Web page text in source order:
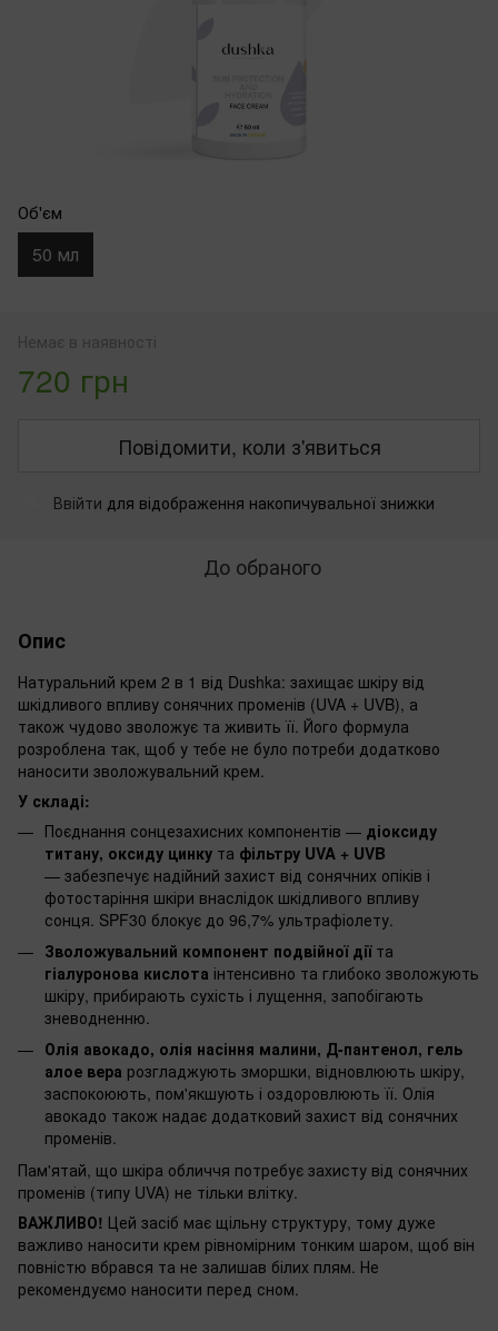
Об'єм
50 мл
Немає в наявності
720 грн
Повідомити, коли з'явиться
Ввійти для відображення накопичувальної знижки
До обраного
Опис
Натуральний крем 2 в 1 від Dushka: захищає шкіру від
шкідливого впливу сонячних променів (UVA + UVB), а
також чудово зволожує та живить її. Його формула
розроблена так, щоб у тебе не було потреби додатково
наносити зволожувальний крем.
У складі:
Поєднання сонцезахисних компонентів — діоксиду
титану, оксиду цинку та фільтру UVA + UVB
— забезпечує надійний захист від сонячних опіків і
фотостаріння шкіри внаслідок шкідливого впливу
сонця. SPF30 блокує до 96,7% ультрафіолету.
Зволожувальний компонент подвійної діїта
гіалуронова кислота інтенсивно та глибоко зволожують
шкіру, прибирають сухість і лущення, запобігають
зневодненню.
Олія авокадо, олія насіння малини, Д-пантенол, гель
алое вера розгладжують зморшки, відновлюють шкіру,
заспокоюють, пом'якшують і оздоровлюють її. Олія
авокадо також надає додатковий захист від сонячних
променів.
Пам'ятай, що шкіра обличчя потребує захисту від сонячних
променів (типу UVA) не тільки влітку.
ВАЖЛИВО! Цей засіб має щільну структуру, тому дуже
важливо наносити крем рівномірним тонким шаром, щоб він
повністю вбрався та не залишав білих плям. Не
рекомендуємо наносити перед сном.